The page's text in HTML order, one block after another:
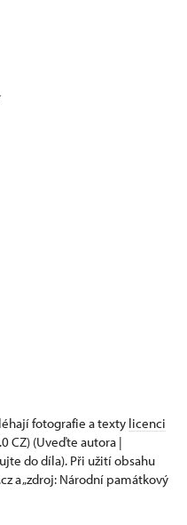
fotografie a texty licenci
CZ) (Uveďte autora |
do díla). Při užití obsahu
a „zdroj: Národní památkový